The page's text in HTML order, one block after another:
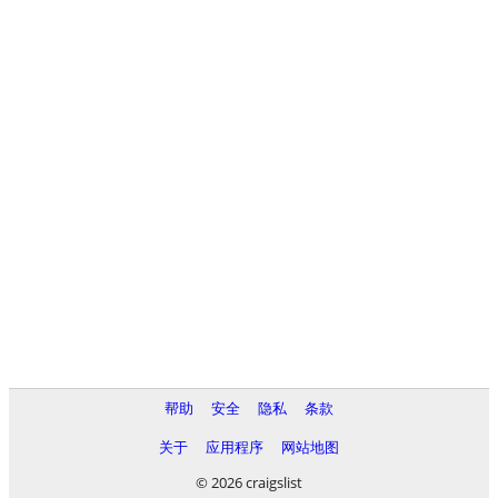
帮助 安全 隐私
条款
关于
应用程序
网站地图
© 2026 craigslist